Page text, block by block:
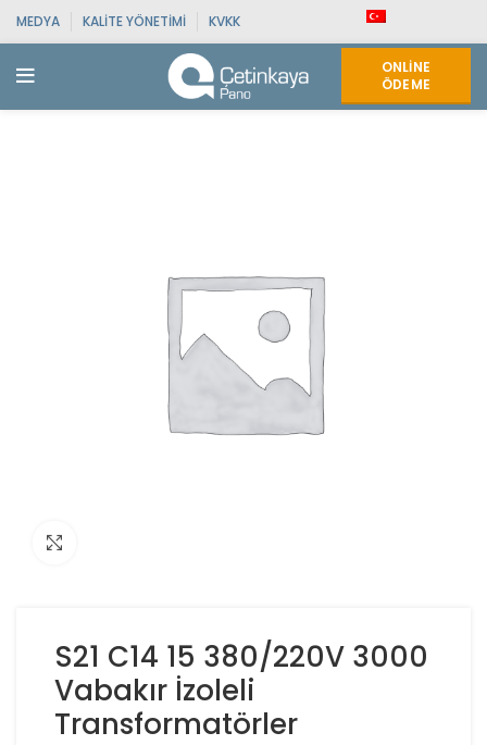
MEDYA KALITE YÖNETIMI KVKK
ONLINE
ÖDEME
S21 C14 15 380/220V 3000
Vabakır İzoleli
Transformatörler